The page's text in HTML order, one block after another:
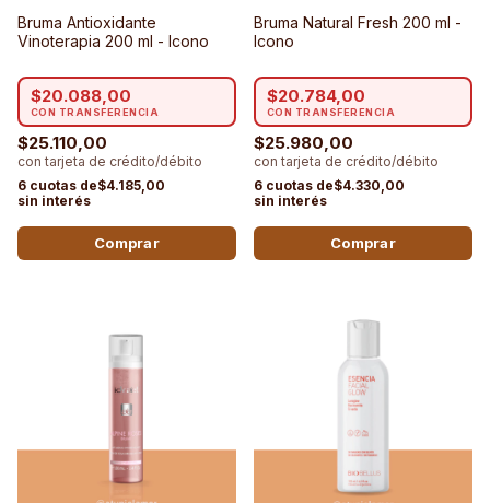
Bruma Antioxidante
Vinoterapia 200 ml - Icono
$25.110,00
$4.185,00
$20.088,00
Bruma Natural Fresh 200 ml -
Icono
$25.980,00
$4.330,00
$20.784,00